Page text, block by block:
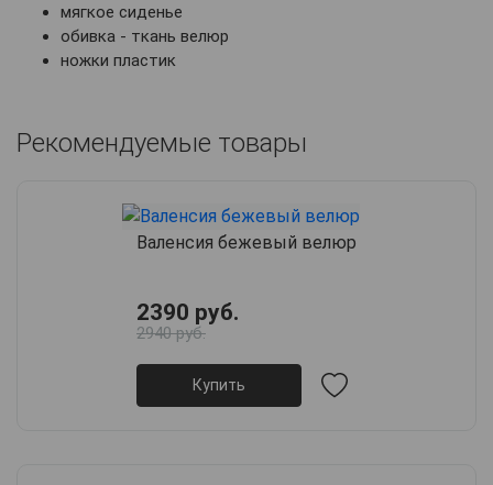
мягкое сиденье
обивка - ткань велюр
ножки пластик
Рекомендуемые товары
Валенсия бежевый велюр
2390 руб.
2940 руб.
Купить